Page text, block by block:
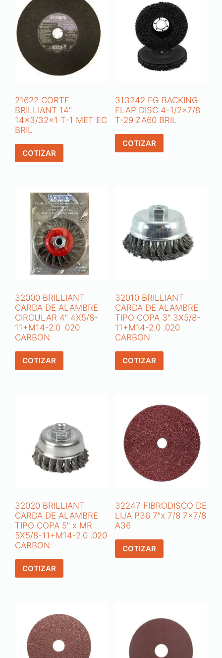
21622 CORTE
BRILLIANT 14″
14×3/32×1 T-1 MET EC
BRIL
COTIZAR
313242 FG BACKING
FLAP DISC 4-1/2×7/8
T-29 ZA60 BRIL
COTIZAR
32000 BRILLIANT
CARDA DE ALAMBRE
CIRCULAR 4″ 4X5/8-
11+M14-2.0 .020
CARBON
COTIZAR
32010 BRILLIANT
CARDA DE ALAMBRE
TIPO COPA 3″ 3X5/8-
11+M14-2.0 .020
CARBON
COTIZAR
32020 BRILLIANT
CARDA DE ALAMBRE
TIPO COPA 5″ x MR
5X5/8-11+M14-2.0 .020
CARBON
COTIZAR
32247 FIBRODISCO DE
LIJA P36 7″x 7/8 7×7/8
A36
COTIZAR